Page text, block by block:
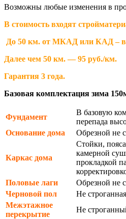
Возможны любые изменения в
В стоимость входят
До 50 км. от МКАД или КАД –
Далее чем 50 км. — 95 руб./км.
Гарантия 3 года.
Базовая комплектация зима
Фундамент
В базовую
перепада
Основание дома
Обрезной не
Каркас дома
Стойки,
камерной
прокладкой
Половые лаги
Обрезной не
Черновой пол
Не
Межэтажное
перекрытие
Не